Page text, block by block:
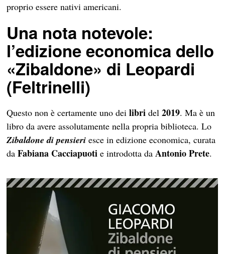
proprio essere nativi americani.
Una nota notevole:
l’edizione economica dello
«Zibaldone» di Leopardi
(Feltrinelli)
Questo non è certamente uno deilibridel 2019. Ma è un
libro da avere assolutamente nella propria biblioteca. Lo
Zibaldone di pensieri esce in edizione economica, curata
daFabiana Cacciapuoti e introdotta daAntonio Prete.